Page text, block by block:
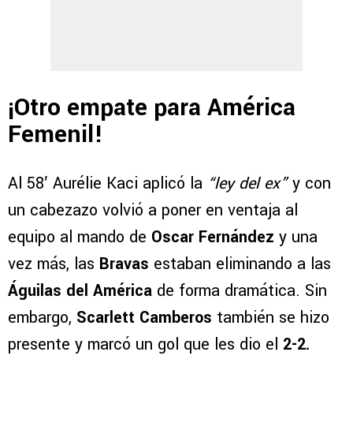
¡Otro empate para América
Femenil!
Al 58′ Aurélie Kaci aplicó la “ley del ex”y con
un cabezazo volvió a poner en ventaja al
equipo al mando de Oscar Fernández y una
vez más, las Bravas estaban eliminando a las
Águilas del América de forma dramática. Sin
embargo, Scarlett Camberos también se hizo
presente y marcó un gol que les dio el 2-2.